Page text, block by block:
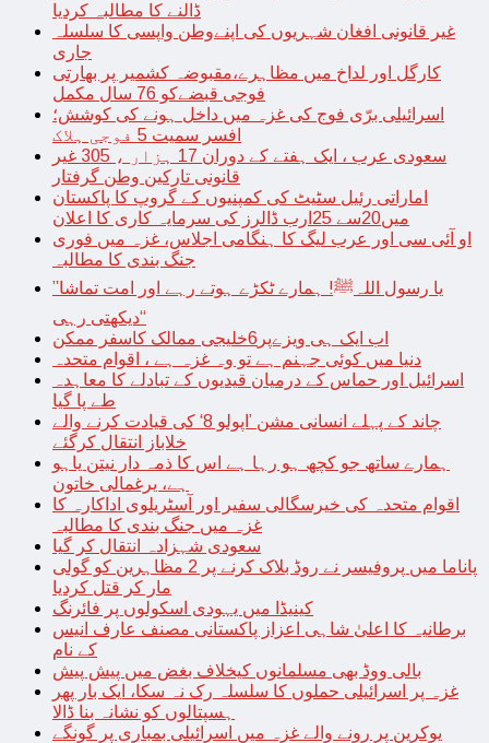
ڈالنے کا مطالبہ کردیا
غیر قانونی افغان شہریوں کی اپنےوطن واپسی کا سلسلہ
جاری
کارگل اور لداخ میں مظاہرے،مقبوضہ کشمیر پر بھارتی
فوجی قبضےکو 76 سال مکمل
اسرائیلی برّی فوج کی غزہ میں داخل ہونے کی کوشش؛
افسر سمیت 5 فوجی ہلاک
سعودی عرب ، ایک ہفتے کے دوران 17 ہزار ، 305 غیر
قانونی تارکین وطن گرفتار
اماراتی رئیل سٹیٹ کی کمپنیوں کے گروپ کا پاکستان
میں20سے 25ارب ڈالرز کی سرمایہ کاری کا اعلان
او آئی سی اور عرب لیگ کا ہنگامی اجلاس، غزہ میں فوری
جنگ بندی کا مطالبہ
’’یا رسول اللہﷺ! ہمارے ٹکڑے ہوتے رہے اور امت تماشا
دیکھتی رہی‘‘
اب ایک ہی ویزےپر6خلیجی ممالک کاسفر ممکن
دنیا میں کوئی جہنم ہے تو وہ غزہ ہے ، اقوام متحدہ
اسرائیل اور حماس کے درمیان قیدیوں کے تبادلے کا معاہدہ
طے پا گیا
چاند کے پہلے انسانی مشن ’اپولو 8‘ کی قیادت کرنے والے
خلاباز انتقال کرگئے
ہمارے ساتھ جو کچھ ہو رہا ہے اس کا ذمہ دار نیتن یاہو
ہے، یرغمالی خاتون
اقوام متحدہ کی خیرسگالی سفیر اور آسٹریلوی اداکارہ کا
غزہ میں جنگ بندی کا مطالبہ
سعودی شہزادہ انتقال کر گیا
پاناما میں پروفیسر نے روڈ بلاک کرنے پر 2 مظاہرین کو گولی
مار کر قتل کردیا
کینیڈا میں یہودی اسکولوں پر فائرنگ
برطانیہ کا اعلیٰ شاہی اعزاز پاکستانی مصنف عارف انیس
کے نام
بالی ووڈ بھی مسلمانوں کیخلاف بغض میں پیش پیش
غزہ پر اسرائیلی حملوں کا سلسلہ رک نہ سکا، ایک بار پھر
ہسپتالوں کو نشانہ بنا ڈالا
یوکرین پر رونے والے غزہ میں اسرائیلی بمباری پر گونگے